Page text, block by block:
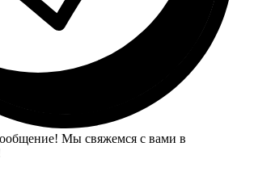
Мы свяжемся с вами в